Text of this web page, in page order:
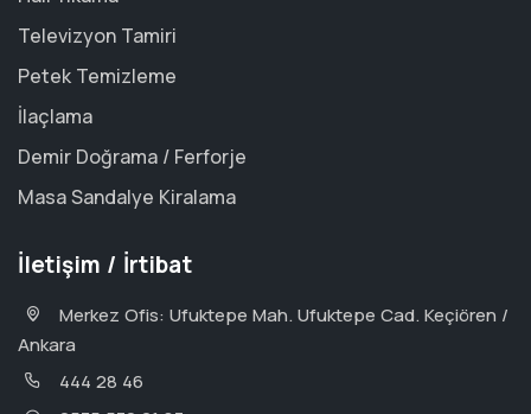
Televizyon Tamiri
Petek Temizleme
İlaçlama
Demir Doğrama / Ferforje
Masa Sandalye Kiralama
İletişim / İrtibat
Merkez Ofis: Ufuktepe Mah. Ufuktepe Cad. Keçiören /
Ankara
444 28 46